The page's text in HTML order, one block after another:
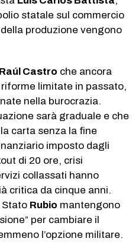
statale sul commercio
produzione vengono
Raúl Castro che ancora
limitate in passato,
nella burocrazia.
sarà graduale e che
carta senza la fine
imposto dagli
di 20 ore, crisi
collassati hanno
critica da cinque anni.
Stato Rubio mantengono
per cambiare il
l’opzione militare.